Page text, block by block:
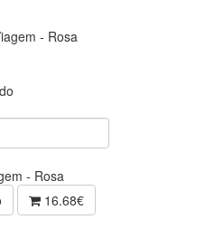
- Rosa
- Rosa
16.68€